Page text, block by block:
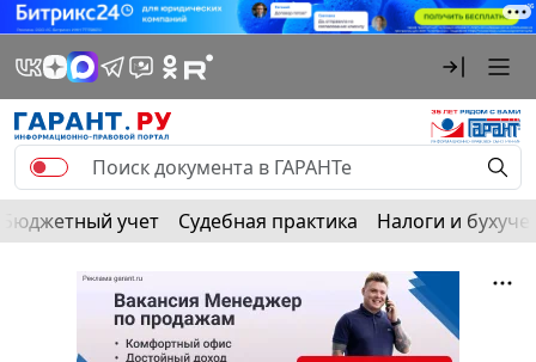
Бюджетный учет Судебная практика Налоги и